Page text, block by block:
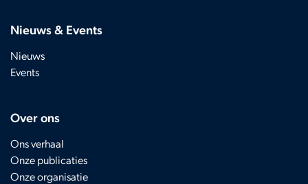
Nieuws & Events
Nieuws
Events
Over ons
Ons verhaal
Onze publicaties
Onze organisatie